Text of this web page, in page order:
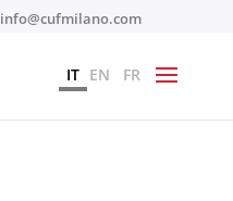
info@cufmilano.com
IT EN FR